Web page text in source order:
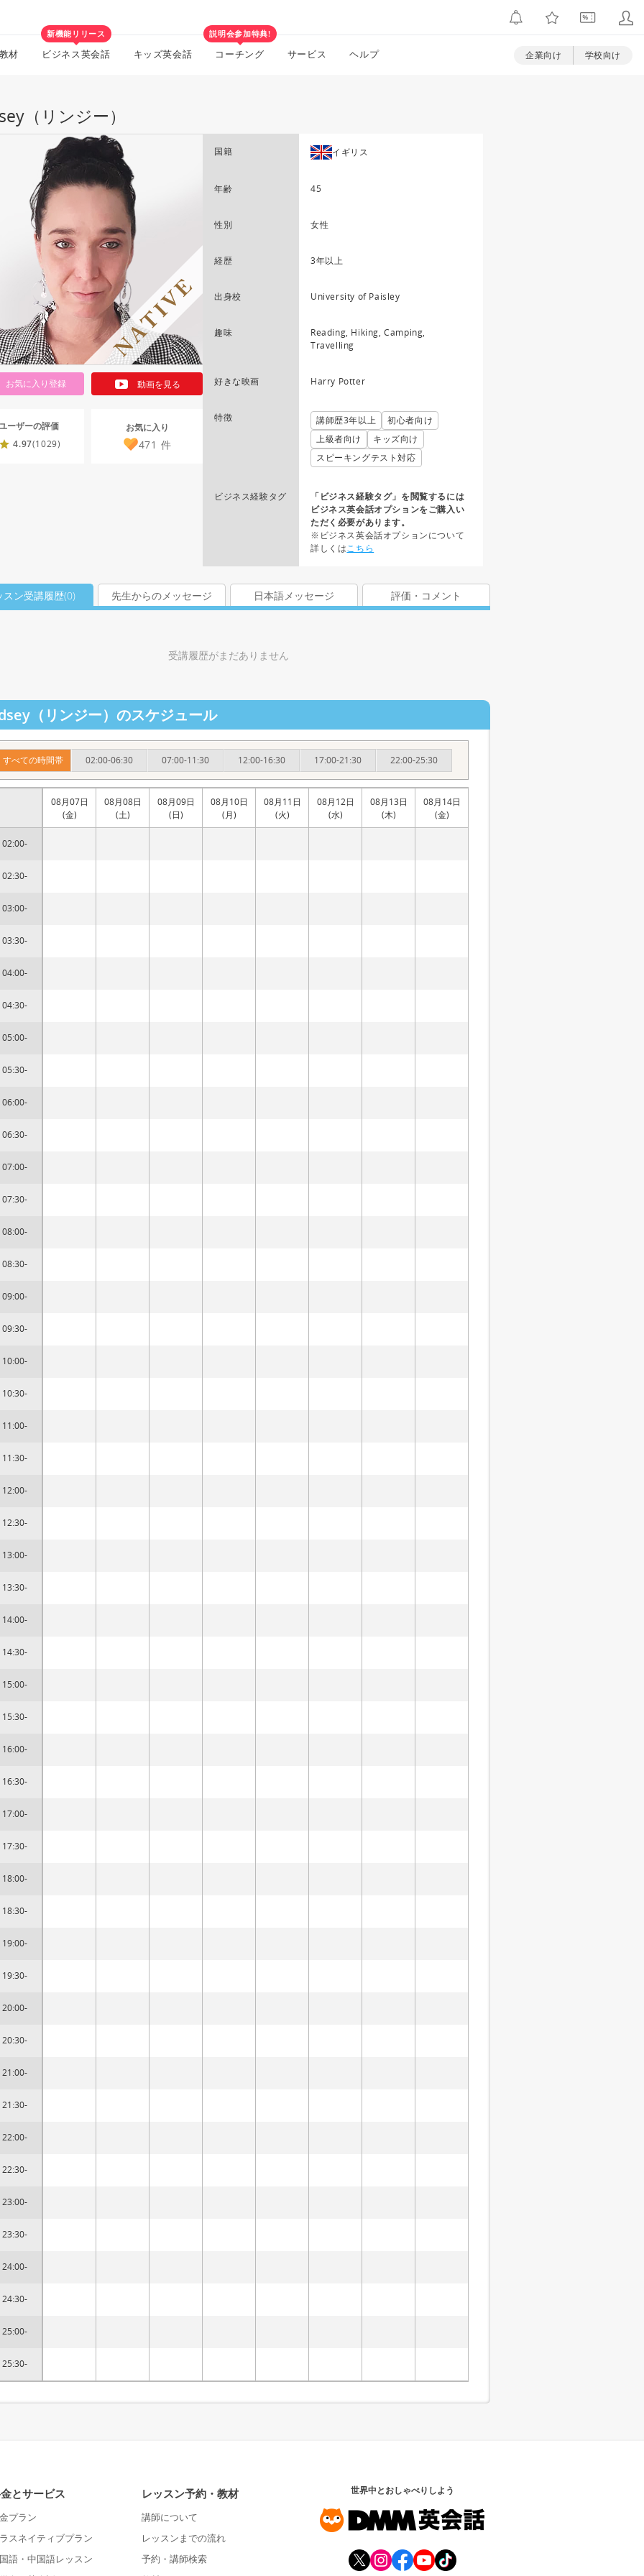
材
新機能リリース
ビジネス英会話 キッズ英会話
説明会参加特典!
コーチング サービス ヘルプ 企業向け 学校向け
（リンジー）
お気に入り登録 動画を見る
ーザーの評価
4.97(1029)
お気に入り
471 件
国籍 イギリス
年齢 45
性別 女性
経歴 3年以上
出身校 University of Paisley
趣味
Reading, Hiking, Camping,
Travelling
好きな映画 Harry Potter
特徴 講師歴3年以上
初心者向け
上級者向け
キッズ向け
スピーキングテスト対応
ビジネス経験タグ
「ビジネス経験タグ」を閲覧するには
ビジネス英会話オプションをご購入い
ただく必要があります。
※ビジネス英会話オプションについて
詳しくはこちら
スン受講履歴(0) 先生からのメッセージ 日本語メッセージ 評価・コメント
受講履歴がまだありません
（リンジー）のスケジュール
すべての時間帯 02:00-06:30 07:00-11:30 12:00-16:30 17:00-21:30 22:00-25:30
02:00-
02:30-
03:00-
03:30-
04:00-
04:30-
05:00-
05:30-
06:00-
06:30-
07:00-
07:30-
08:00-
08:30-
09:00-
09:30-
10:00-
10:30-
11:00-
11:30-
12:00-
12:30-
13:00-
13:30-
14:00-
14:30-
15:00-
15:30-
16:00-
16:30-
17:00-
17:30-
18:00-
18:30-
19:00-
19:30-
20:00-
20:30-
21:00-
21:30-
22:00-
22:30-
23:00-
23:30-
24:00-
24:30-
25:00-
25:30-
08月07日
(金)
08月08日
(土)
08月09日
(日)
08月10日
(月)
08月11日
(火)
08月12日
(水)
08月13日
(木)
08月14日
(金)
とサービス
プラン
スネイティブプラン
語・中国語レッスン
レッスン予約・教材
講師について
レッスンまでの流れ
予約・講師検索
世界中とおしゃべりしよう